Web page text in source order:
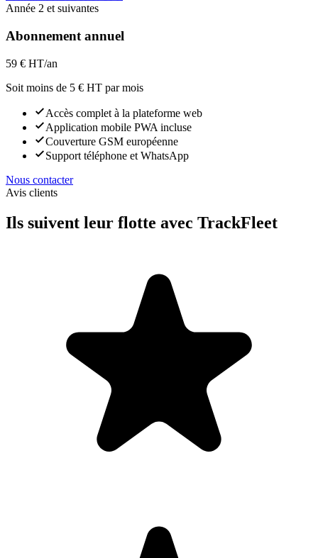
Année 2 et suivantes
Abonnement annuel
59 € HT/an
Soit moins de 5 € HT par mois
Accès complet à la plateforme web
Application mobile PWA incluse
Couverture GSM européenne
Support téléphone et WhatsApp
Nous contacter
Avis clients
Ils suivent leur flotte avec TrackFleet